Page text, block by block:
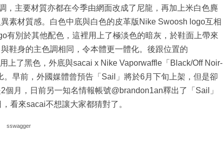
，主要材質亦都在今季由網面改成了尼龍，再加上米白色麂
素材質感。白色中底與白色的皮革版Nike Swoosh logo互相
別於其他配色，這裡用上了極淡色的暗灰，於鞋面上帶來
鞋身的主色調相同，令本體更一體化。後跟位置的
上了黑色，外底與sacai x Nike Vaporwaffle「Black/Off Noir-
早前，外國媒體曾預告「Sail」將於6月下旬上架，但是卻
月，日前另一知名情報帳號@brandon1an釋出了「Sail」
看來sacai不想讓大家都猜對了。
sswagger